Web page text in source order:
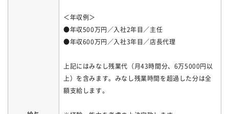
＜年収例＞
●年収500万円／入社2年目／主任
●年収600万円／入社3年目／店長代理
上記にはみなし残業代（月43時間分、6万5000円以
上）を含みます。みなし残業時間を超過した分は全
額支給します。